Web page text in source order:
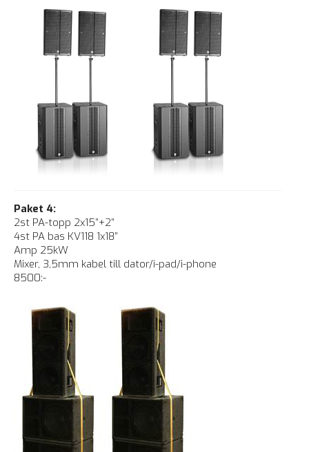
Paket 4:
2st PA-topp 2x15”+2”
4st PA bas KV118 1x18”
Amp 25kW
Mixer, 3,5mm kabel till dator/i-pad/i-phone
8500:-